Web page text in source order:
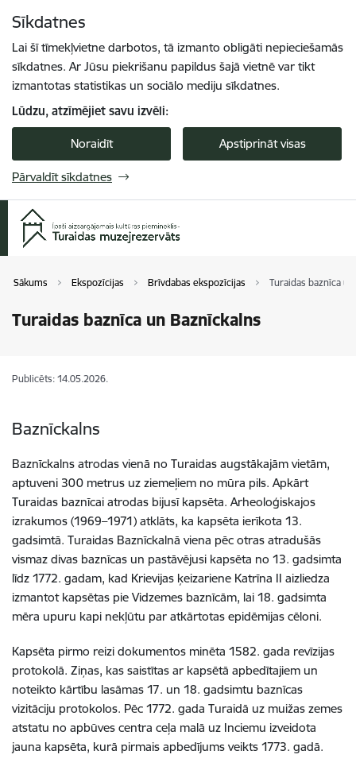
Sīkdatnes
Lai šī tīmekļvietne darbotos, tā izmanto obligāti nepieciešamās
sīkdatnes. Ar Jūsu piekrišanu papildus šajā vietnē var tikt
izmantotas statistikas un sociālo mediju sīkdatnes.
Lūdzu, atzīmējiet savu izvēli:
Noraidīt Apstiprināt visas
Pārvaldīt sīkdatnes
Sākums Ekspozīcijas Brīvdabas ekspozīcijas Turaidas baznīca
Turaidas baznīca un Baznīckalns
Publicēts: 14.05.2026.
Baznīckalns
Baznīckalns atrodas vienā no Turaidas augstākajām vietām,
aptuveni 300 metrus uz ziemeļiem no mūra pils. Apkārt
Turaidas baznīcai atrodas bijusī kapsēta. Arheoloģiskajos
izrakumos (1969–1971) atklāts, ka kapsēta ierīkota 13.
gadsimtā. Turaidas Baznīckalnā viena pēc otras atradušās
vismaz divas baznīcas un pastāvējusi kapsēta no 13. gadsimta
līdz 1772. gadam, kad Krievijas ķeizariene Katrīna II aizliedza
izmantot kapsētas pie Vidzemes baznīcām, lai 18. gadsimta
mēra upuru kapi nekļūtu par atkārtotas epidēmijas cēloni.
Kapsēta pirmo reizi dokumentos minēta 1582. gada revīzijas
protokolā. Ziņas, kas saistītas ar kapsētā apbedītajiem un
noteikto kārtību lasāmas 17. un 18. gadsimtu baznīcas
vizitāciju protokolos. Pēc 1772. gada Turaidā uz muižas zemes
atstatu no apbūves centra ceļa malā uz Inciemu izveidota
jauna kapsēta, kurā pirmais apbedījums veikts 1773. gadā.